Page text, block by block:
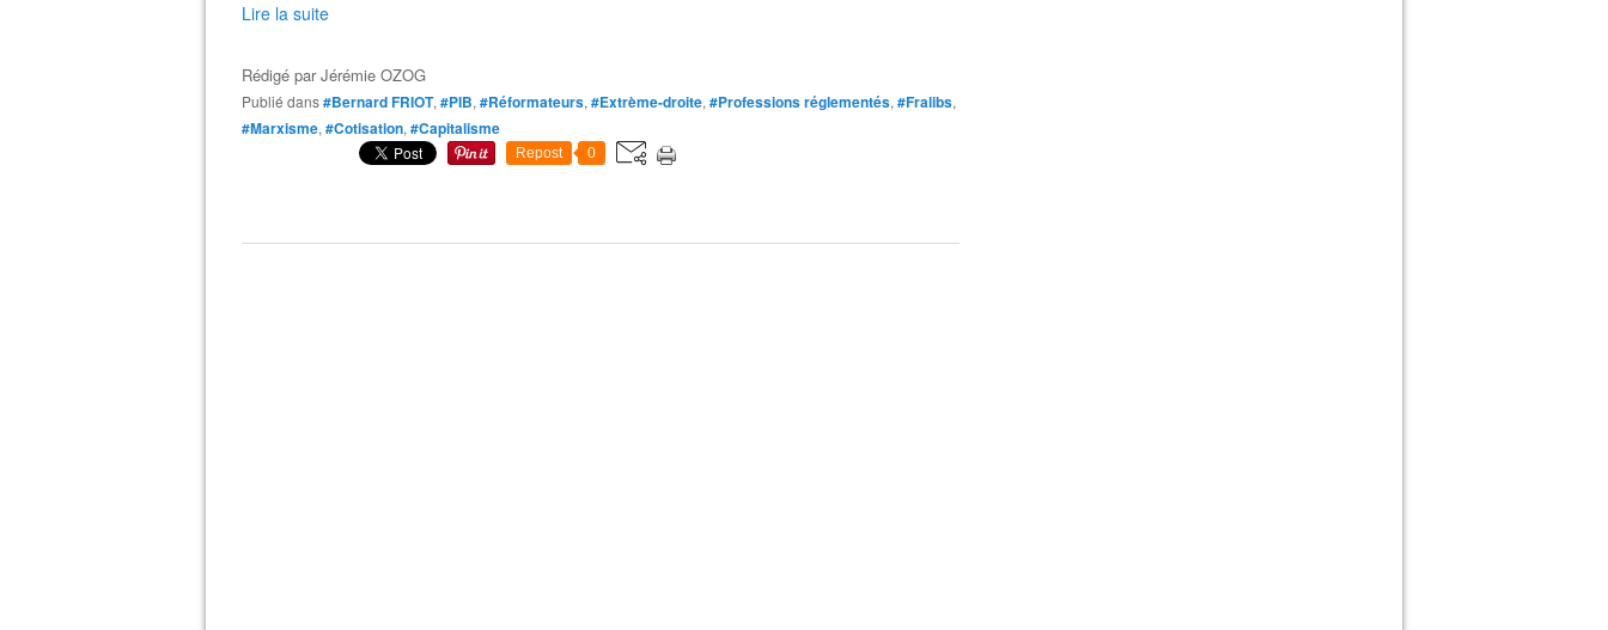
Lire la suite
Rédigé parJérémie OZOG
Publié dans#Bernard FRIOT, #PIB, #Réformateurs, #Extrème-droite, #Professions réglementés, #Fralibs,
#Marxisme, #Cotisation, #Capitalisme
Repost 0